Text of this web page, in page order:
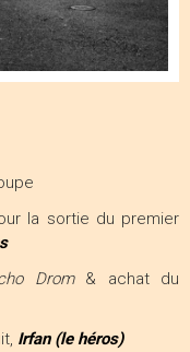
la sortie du premier
Drom& achat du
Irfan (le héros)